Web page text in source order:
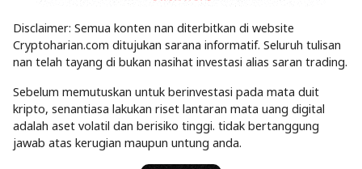
Disclaimer: Semua konten nan diterbitkan di website
Cryptoharian.com ditujukan sarana informatif. Seluruh tulisan
nan telah tayang di bukan nasihat investasi alias saran trading.
Sebelum memutuskan untuk berinvestasi pada mata duit
kripto, senantiasa lakukan riset lantaran mata uang digital
adalah aset volatil dan berisiko tinggi. tidak bertanggung
jawab atas kerugian maupun untung anda.